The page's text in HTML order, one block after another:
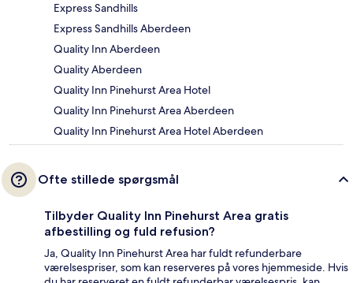
Express Sandhills
Express Sandhills Aberdeen
Quality Inn Aberdeen
Quality Aberdeen
Quality Inn Pinehurst Area Hotel
Quality Inn Pinehurst Area Aberdeen
Quality Inn Pinehurst Area Hotel Aberdeen
Ofte stillede spørgsmål
Tilbyder Quality Inn Pinehurst Area gratis
afbestilling og fuld refusion?
Ja, Quality Inn Pinehurst Area har fuldt refunderbare
værelsespriser, som kan reserveres på vores hjemmeside. Hvis